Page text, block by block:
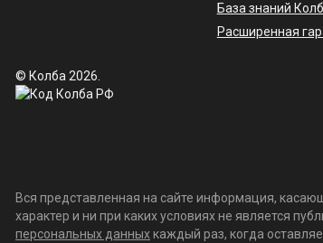
База знаний
Расширенная
© Колба 2026.
Вся представленная на сайте информация,
характер и ни при каких условиях не является
персональных данныхкаждый раз, когда